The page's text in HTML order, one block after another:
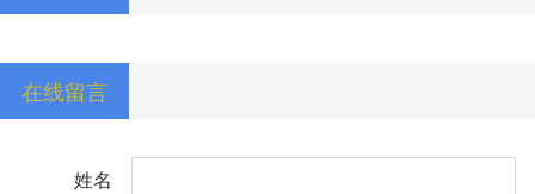
在线留言
姓名